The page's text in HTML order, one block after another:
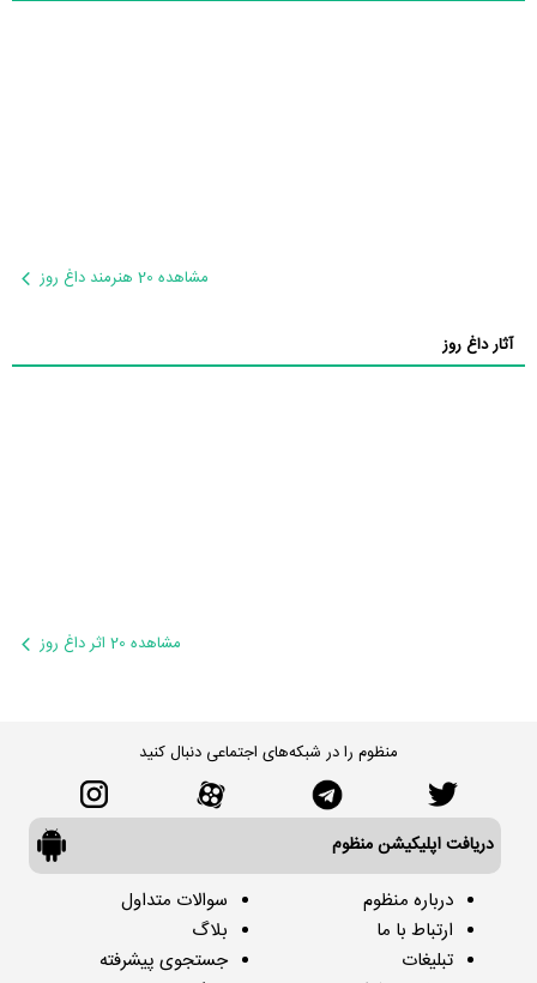
مشاهده 20 هنرمند داغ روز
آثار داغ روز
مشاهده 20 اثر داغ روز
منظوم را در شبکه‌های اجتماعی دنبال کنید
دریافت اپلیکیشن منظوم
درباره منظوم
ارتباط با ما
تبلیغات
سوالات متداول
بلاگ
جستجوی پیشرفته